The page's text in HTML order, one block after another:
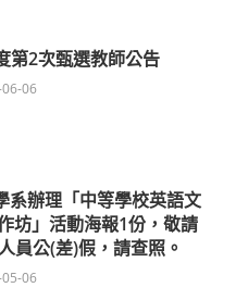
第2次甄選教師公告
06
系辦理「中等學校英語文
坊」活動海報1份，敬請
員公(差)假，請查照。
06